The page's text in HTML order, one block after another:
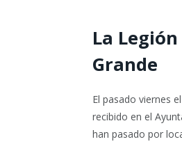
La
Grande
El pasado viernes
recibido en el
han pasado por